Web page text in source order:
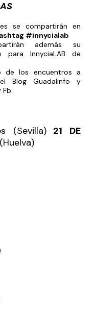
se compartirán en
#innycialab
además su
para InnyciaLAB de
de los encuentros a
Blog Guadalinfo y
Fb.
(Sevilla)21 DE